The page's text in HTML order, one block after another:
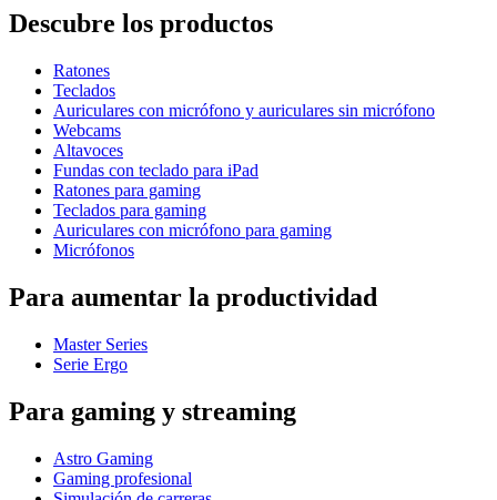
Descubre los productos
Ratones
Teclados
Auriculares con micrófono y auriculares sin micrófono
Webcams
Altavoces
Fundas con teclado para iPad
Ratones para gaming
Teclados para gaming
Auriculares con micrófono para gaming
Micrófonos
Para aumentar la productividad
Master Series
Serie Ergo
Para gaming y streaming
Astro Gaming
Gaming profesional